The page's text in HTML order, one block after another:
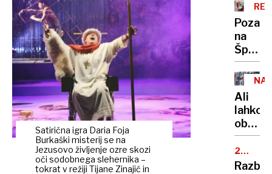
Satirična igra Daria Foja
Burkaški misterij se na
Jezusovo življenje ozre skozi
oči sodobnega slehernika –
tokrat v režiji Tijane Zinajić in
na
to je
pet
najbolj
Ali
lahko
javno
25.